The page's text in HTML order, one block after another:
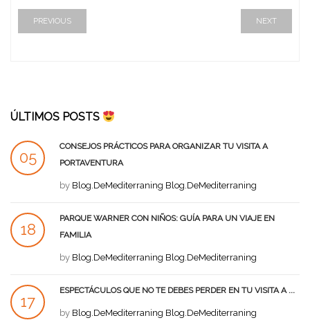
PREVIOUS NEXT
ÚLTIMOS POSTS
05
CONSEJOS PRÁCTICOS PARA ORGANIZAR TU VISITA A
PORTAVENTURA
by Blog.DeMediterraning Blog.DeMediterraning
18
PARQUE WARNER CON NIÑOS: GUÍA PARA UN VIAJE EN
FAMILIA
by Blog.DeMediterraning Blog.DeMediterraning
17
ESPECTÁCULOS QUE NO TE DEBES PERDER EN TU VISITA A ...
by Blog.DeMediterraning Blog.DeMediterraning